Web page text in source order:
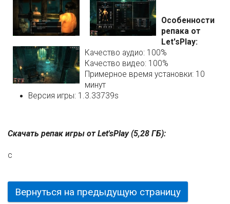
Особенности
репака от
Let'sРlay:
Качество аудио: 100%
Качество видео: 100%
Примерное время установки: 10
минут
Версия игры: 1.3.33739s
Скачать репак игры от Let'sРlay (5,28 ГБ):
c
Вернуться на предыдущую страницу